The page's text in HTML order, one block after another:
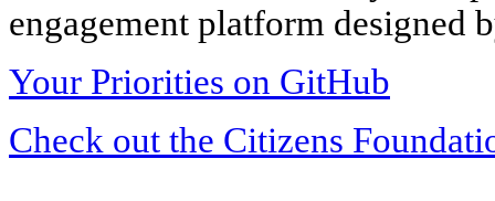
engagement platform designed
Your Priorities on GitHub
Check out the Citizens